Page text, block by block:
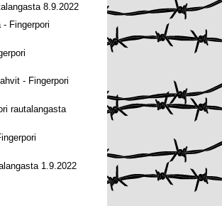
8.9.2022
Fingerpori
- Fingerpori
rautalangasta
1.9.2022